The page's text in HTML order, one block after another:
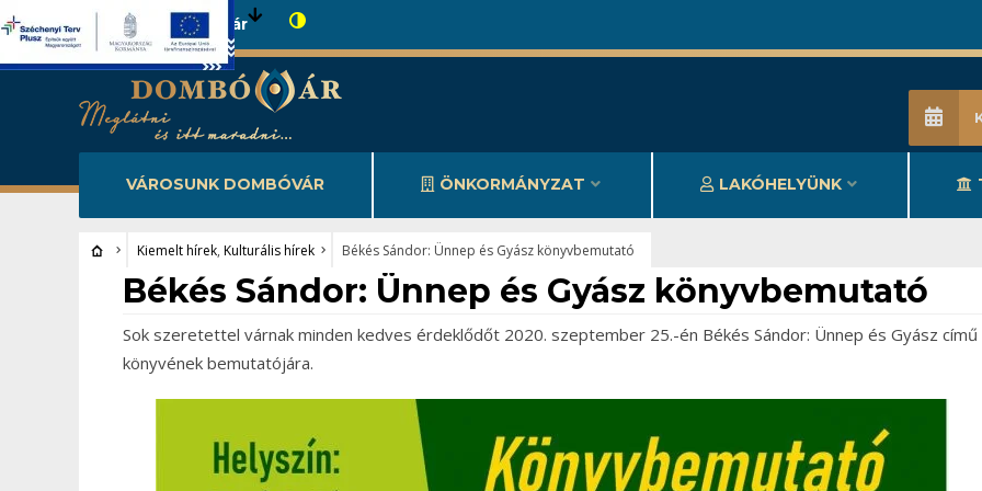
Városunk Dombóvár
VÁROSUNK DOMBÓVÁR ÖNKORMÁNYZAT LAKÓHELYÜNK
Kiemelt hírek, Kulturális hírek Békés Sándor: Ünnep és Gyász könyvbemutató
Kiemelt hírek•Kulturális hírek
Békés Sándor: Ünnep és Gyász könyvbemutató
Sok szeretettel várnak minden kedves érdeklődőt 2020. szeptember 25.-én Békés Sándor: Ünnep és Gyász című
könyvének bemutatójára.